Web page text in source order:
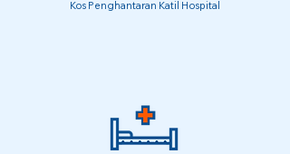
Kos Penghantaran Katil Hospital